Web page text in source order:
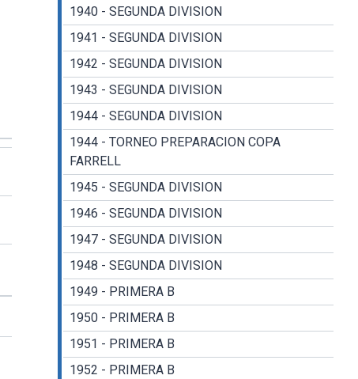
1940 - SEGUNDA DIVISION
1941 - SEGUNDA DIVISION
1942 - SEGUNDA DIVISION
1943 - SEGUNDA DIVISION
1944 - SEGUNDA DIVISION
1944 - TORNEO PREPARACION COPA
FARRELL
1945 - SEGUNDA DIVISION
1946 - SEGUNDA DIVISION
1947 - SEGUNDA DIVISION
1948 - SEGUNDA DIVISION
1949 - PRIMERA B
1950 - PRIMERA B
1951 - PRIMERA B
1952 - PRIMERA B